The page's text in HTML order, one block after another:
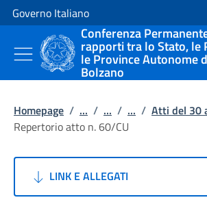
Vai al contenuto
Vai alla navigazione del sito
Governo Italiano
Conferenza
rapporti tra lo Stato, le
le Province Autonome
Bolzano
Homepage / ... / ... / ... / Atti del 30
Repertorio atto n. 60/CU
LINK E ALLEGATI